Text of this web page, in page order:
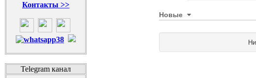
Контакты >>
Telegram канал
Новые